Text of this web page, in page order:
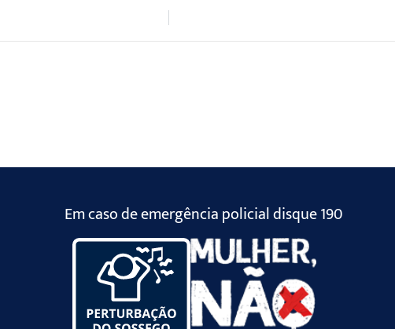
Em caso de emergência policial disque 190